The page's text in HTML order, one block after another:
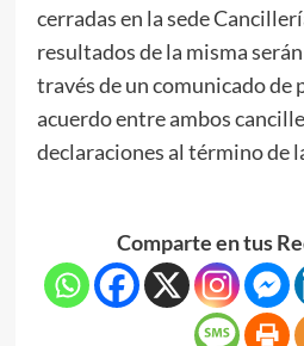
cerradas en la sede
resultados de la misma
través de un comunicado de
acuerdo entre ambos
declaraciones al término de
Comparte en tus